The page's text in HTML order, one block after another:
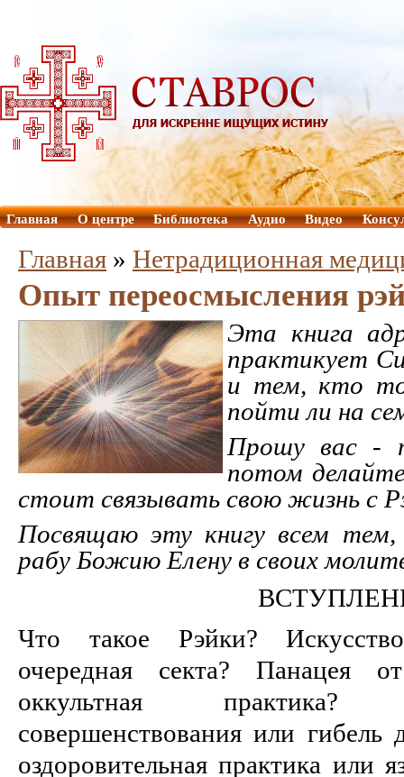
Главная О центре Библиотека Аудио Видео
Главная » Нетрадиционная
Опыт переосмысления
Эта книга
практикует
и тем, кто
пойти ли на
Прошу вас -
потом
стоит связывать свою жизнь с
Посвящаю эту книгу всем
рабу Божию Елену в своих
Что такое Рэйки?
очередная секта? Панацея
оккультная
совершенствования или гибель
оздоровительная практика или